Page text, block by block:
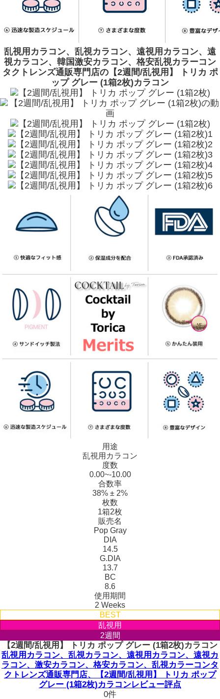
乱視用カラコン、乱視カラコン、遠視用カラコン、遠
視カラコン、韓国激安カラコン、格安乱視カラーコン
タクトレンズ通販専門店の【2週間/乱視用】 トリカ ポ
ップ グレー (1箱2枚)カラコン
用途
乱視用カラコン
度数
0.00~-10.00
合数率
38% ± 2%
枚数
1箱2枚
販売名
Pop Gray
DIA
14.5
G.DIA
13.7
BC
8.6
使用期間
2 Weeks
BEST
乱視用
2週間
【2週間/乱視用】 トリカ ポップ グレー (1箱2枚)カラコン
乱視用カラコン、乱視カラコン、遠視用カラコン、遠視カ
ラコン、激安カラコン、格安カラコン、乱視カラーコンタ
クトレンズ通販専門店、【2週間/乱視用】 トリカ ポップ
グレー (1箱2枚)カラコンレビュー評点
0件